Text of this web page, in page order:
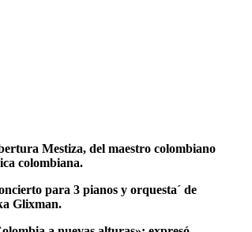
Mestiza, del maestro colombiano
colombiana.
para 3 pianos y orquesta´ de
Glixman.